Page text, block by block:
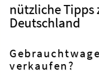
nützliche Tipps
Deutschland
verkaufen?